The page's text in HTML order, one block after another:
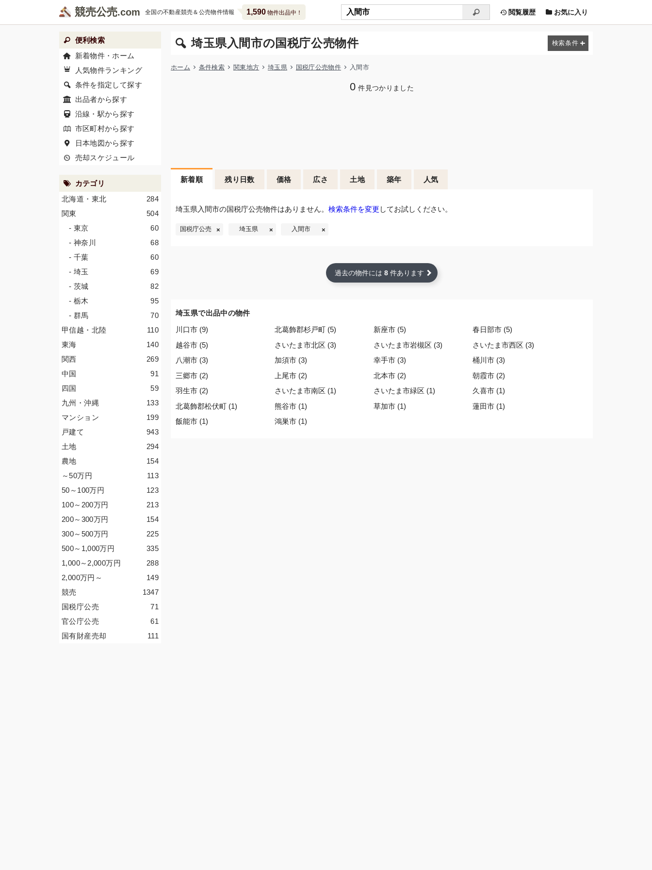
競売公売 全国の不動産競売＆公売物件情報 1,590物件出品中！ 閲覧履歴 お気に入り
埼玉県入間市の国税庁公売物件
ホーム 条件検索 関東地方 埼玉県 国税庁公売物件 入間市
0 件見つかりました
新着順 残り日数 価格 広さ 土地 築年 人気
埼玉県入間市の国税庁公売物件はありません。 検索条件を変更 してお試しください。
国税庁公売 埼玉県 入間市
過去の物件には 8 件あります
埼玉県で出品中の物件
川口市 (9) 北葛飾郡杉戸町 (5) 新座市 (5)
春日部市 (5)
越谷市 (5)
さいたま市北区 (3) さいたま市岩槻区 (3)
さいたま市西区 (3)
八潮市 (3)
加須市 (3) 幸手市 (3)
桶川市 (3)
三郷市 (2)
上尾市 (2) 北本市 (2)
朝霞市 (2)
羽生市 (2)
さいたま市南区 (1) さいたま市緑区 (1)
久喜市 (1)
北葛飾郡松伏町 (1)
熊谷市 (1) 草加市 (1)
蓮田市 (1)
飯能市 (1)
鴻巣市 (1)
便利検索
新着物件・ホーム
人気物件ランキング
条件を指定して探す
出品者から探す
沿線・駅から探す
市区町村から探す
日本地図から探す
売却スケジュール
カテゴリ
284
北海道・東北
504
関東
60
- 東京
68
- 神奈川
60
- 千葉
69
- 埼玉
82
- 茨城
95
- 栃木
70
- 群馬
110
甲信越・北陸
140
東海
269
関西
91
中国
59
四国
133
九州・沖縄
199
マンション
943
戸建て
294
土地
154
農地
113
～50万円
123
50～100万円
213
100～200万円
154
200～300万円
225
300～500万円
335
500～1,000万円
288
1,000～2,000万円
149
2,000万円 ～
1347
競売
71
国税庁公売
61
官公庁公売
111
国有財産売却